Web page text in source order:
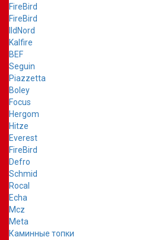
FireBird
FireBird
IldNord
Kalfire
BEF
Seguin
Piazzetta
Boley
Focus
Hergom
Hitze
Everest
FireBird
Defro
Schmid
Rocal
Echa
Mcz
Meta
Каминные топки